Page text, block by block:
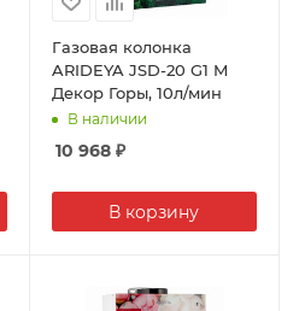
Газовая колонка
ARIDEYA JSD-20 G1 M
Декор Горы, 10л/мин
В наличии
10 968₽
В корзину